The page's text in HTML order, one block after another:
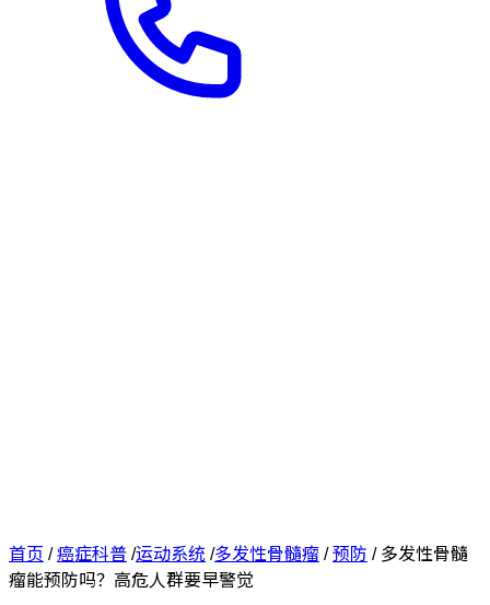
首页 /癌症科普/运动系统/多发性骨髓瘤/预防 / 多发性骨髓
瘤能预防吗？高危人群要早警觉